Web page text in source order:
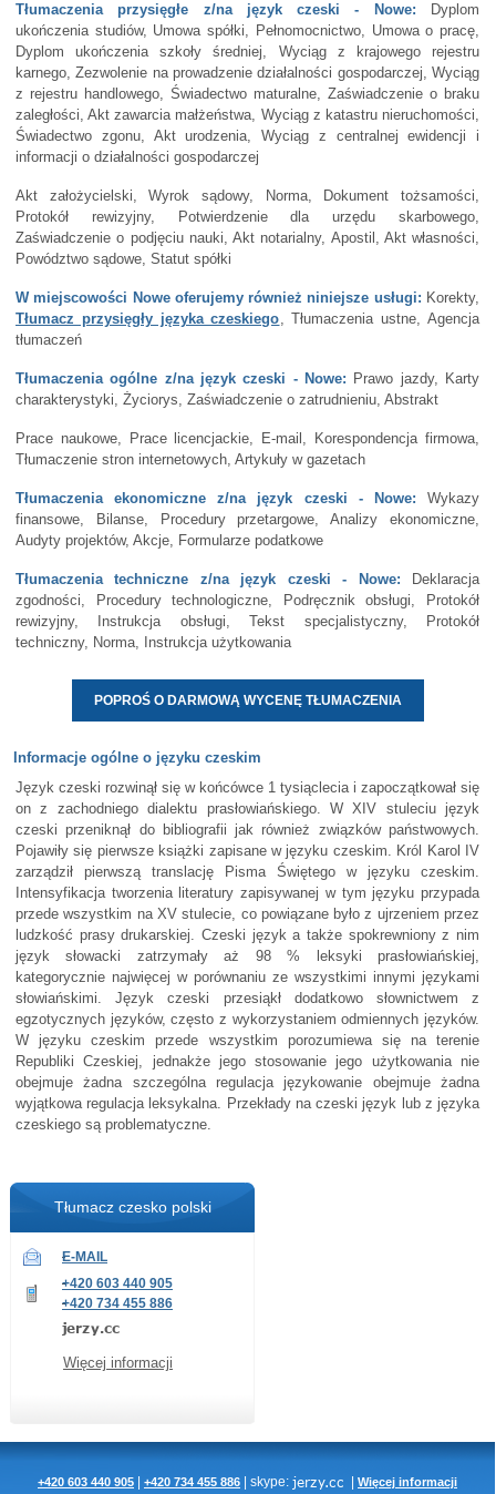
Tłumaczenia przysięgłe z/na język czeski - Nowe: Dyplom
ukończenia studiów, Umowa spółki, Pełnomocnictwo, Umowa o pracę,
Dyplom ukończenia szkoły średniej, Wyciąg z krajowego rejestru
karnego, Zezwolenie na prowadzenie działalności gospodarczej, Wyciąg
z rejestru handlowego, Świadectwo maturalne, Zaświadczenie o braku
zaległości, Akt zawarcia małżeństwa, Wyciąg z katastru nieruchomości,
Świadectwo zgonu, Akt urodzenia, Wyciąg z centralnej ewidencji i
informacji o działalności gospodarczej
Akt założycielski, Wyrok sądowy, Norma, Dokument tożsamości,
Protokół rewizyjny, Potwierdzenie dla urzędu skarbowego,
Zaświadczenie o podjęciu nauki, Akt notarialny, Apostil, Akt własności,
Powództwo sądowe, Statut spółki
W miejscowości Nowe oferujemy również niniejsze usługi: Korekty,
Tłumacz przysięgły języka czeskiego, Tłumaczenia ustne, Agencja
tłumaczeń
Tłumaczenia ogólne z/na język czeski - Nowe: Prawo jazdy, Karty
charakterystyki, Życiorys, Zaświadczenie o zatrudnieniu, Abstrakt
Prace naukowe, Prace licencjackie, E-mail, Korespondencja firmowa,
Tłumaczenie stron internetowych, Artykuły w gazetach
Tłumaczenia ekonomiczne z/na język czeski - Nowe: Wykazy
finansowe, Bilanse, Procedury przetargowe, Analizy ekonomiczne,
Audyty projektów, Akcje, Formularze podatkowe
Tłumaczenia techniczne z/na język czeski - Nowe: Deklaracja
zgodności, Procedury technologiczne, Podręcznik obsługi, Protokół
rewizyjny, Instrukcja obsługi, Tekst specjalistyczny, Protokół
techniczny, Norma, Instrukcja użytkowania
POPROŚ O DARMOWĄ WYCENĘ TŁUMACZENIA
Informacje ogólne o języku czeskim
Język czeski rozwinął się w końcówce 1 tysiąclecia i zapoczątkował się
on z zachodniego dialektu prasłowiańskiego. W XIV stuleciu język
czeski przeniknął do bibliografii jak również związków państwowych.
Pojawiły się pierwsze książki zapisane w języku czeskim. Król Karol IV
zarządził pierwszą translację Pisma Świętego w języku czeskim.
Intensyfikacja tworzenia literatury zapisywanej w tym języku przypada
przede wszystkim na XV stulecie, co powiązane było z ujrzeniem przez
ludzkość prasy drukarskiej. Czeski język a także spokrewniony z nim
język słowacki zatrzymały aż 98 % leksyki prasłowiańskiej,
kategorycznie najwięcej w porównaniu ze wszystkimi innymi językami
słowiańskimi. Język czeski przesiąkł dodatkowo słownictwem z
egzotycznych języków, często z wykorzystaniem odmiennych języków.
W języku czeskim przede wszystkim porozumiewa się na terenie
Republiki Czeskiej, jednakże jego stosowanie jego użytkowania nie
obejmuje żadna szczególna regulacja językowanie obejmuje żadna
wyjątkowa regulacja leksykalna. Przekłady na czeski język lub z języka
czeskiego są problematyczne.
Tłumacz czesko polski
E-MAIL
+420 603 440 905
+420 734 455 886
Więcej informacji
+420 603 440 905 | +420 734 455 886 | skype: | Więcej informacji